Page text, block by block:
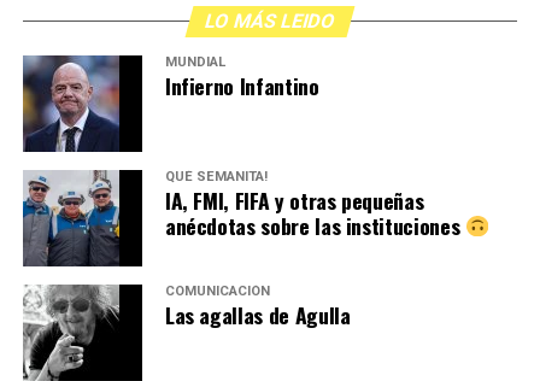
LO MÁS LEIDO
MUNDIAL
Infierno Infantino
QUÉ SEMANITA!
IA, FMI, FIFA y otras pequeñas
anécdotas sobre las instituciones
COMUNICACIÓN
Las agallas de Agulla